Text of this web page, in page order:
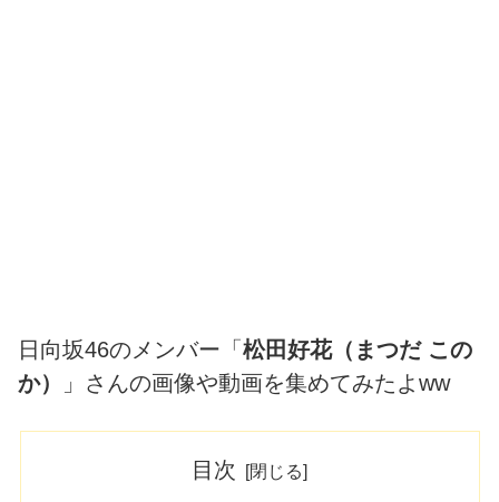
日向坂46のメンバー「松田好花（まつだ この
か）
」さんの画像や動画を集めてみたよww
目次